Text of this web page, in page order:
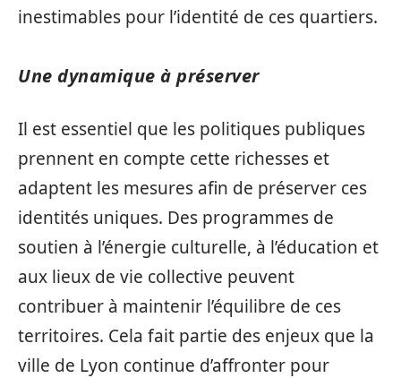
inestimables pour l’identité de ces quartiers.
Une dynamique à préserver
Il est essentiel que les politiques publiques
prennent en compte cette richesses et
adaptent les mesures afin de préserver ces
identités uniques. Des programmes de
soutien à l’énergie culturelle, à l’éducation et
aux lieux de vie collective peuvent
contribuer à maintenir l’équilibre de ces
territoires. Cela fait partie des enjeux que la
ville de Lyon continue d’affronter pour